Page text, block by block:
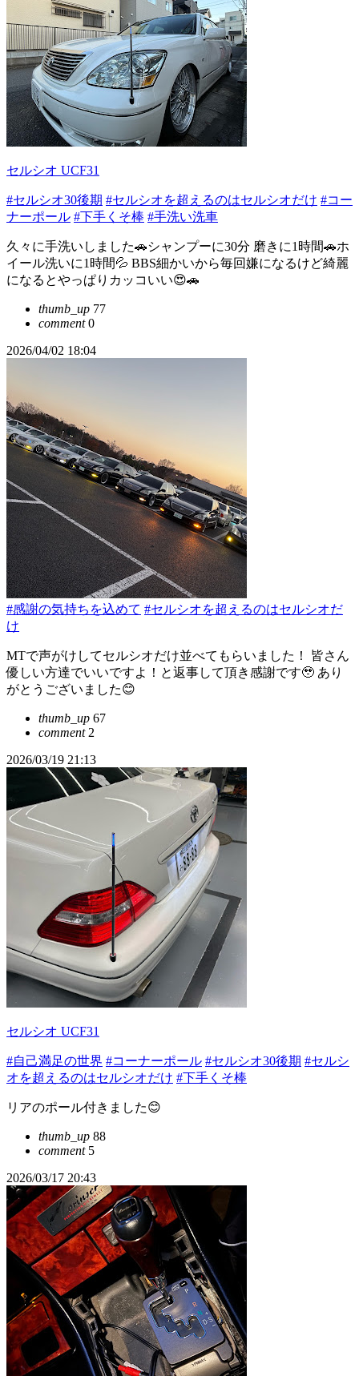
セルシオ UCF31
#セルシオ30後期 #セルシオを超えるのはセルシオだけ #コー
ナーポール #下手くそ棒 #手洗い洗車
久々に手洗いしました🚗シャンプーに30分 磨きに1時間🚗ホ
イール洗いに1時間💦 BBS細かいから毎回嫌になるけど綺麗
になるとやっぱりカッコいい😍🚗
thumb_up 77
comment0
2026/04/02 18:04
#感謝の気持ちを込めて #セルシオを超えるのはセルシオだ
け
MTで声がけしてセルシオだけ並べてもらいました！ 皆さん
優しい方達でいいですよ！と返事して頂き感謝です🥹 あり
がとうございました😊
thumb_up 67
comment2
2026/03/19 21:13
セルシオ UCF31
#自己満足の世界 #コーナーポール #セルシオ30後期 #セルシ
オを超えるのはセルシオだけ #下手くそ棒
リアのポール付きました😊
thumb_up 88
comment5
2026/03/17 20:43